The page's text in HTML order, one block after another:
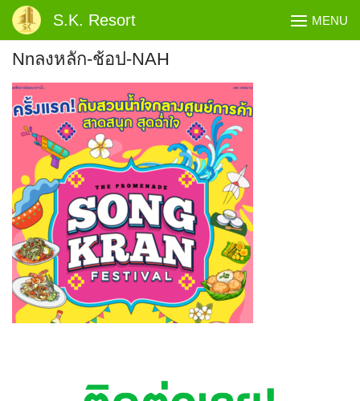
Skip
S.K. Resort MENU
Nnลงหลัก-ช้อป-NAH